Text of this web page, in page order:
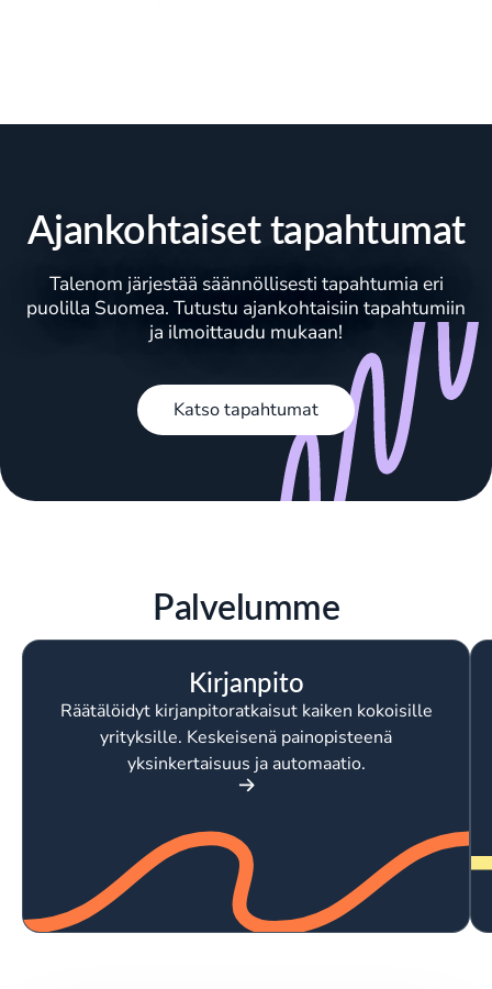
Ajankohtaiset tapahtumat
Talenom järjestää säännöllisesti tapahtumia eri
puolilla Suomea. Tutustu ajankohtaisiin tapahtumiin
ja ilmoittaudu mukaan!
Katso tapahtumat
Palvelumme
Kirjanpito
Räätälöidyt kirjanpitoratkaisut kaiken kokoisille
yrityksille. Keskeisenä painopisteenä
yksinkertaisuus ja automaatio.